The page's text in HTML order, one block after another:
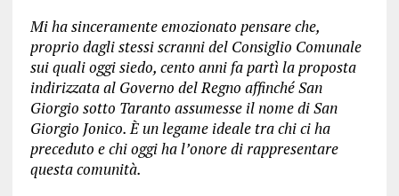
Mi ha sinceramente emozionato pensare che,
proprio dagli stessi scranni del Consiglio Comunale
sui quali oggi siedo, cento anni fa partì la proposta
indirizzata al Governo del Regno affinché San
Giorgio sotto Taranto assumesse il nome di San
Giorgio Jonico. È un legame ideale tra chi ci ha
preceduto e chi oggi ha l’onore di rappresentare
questa comunità.